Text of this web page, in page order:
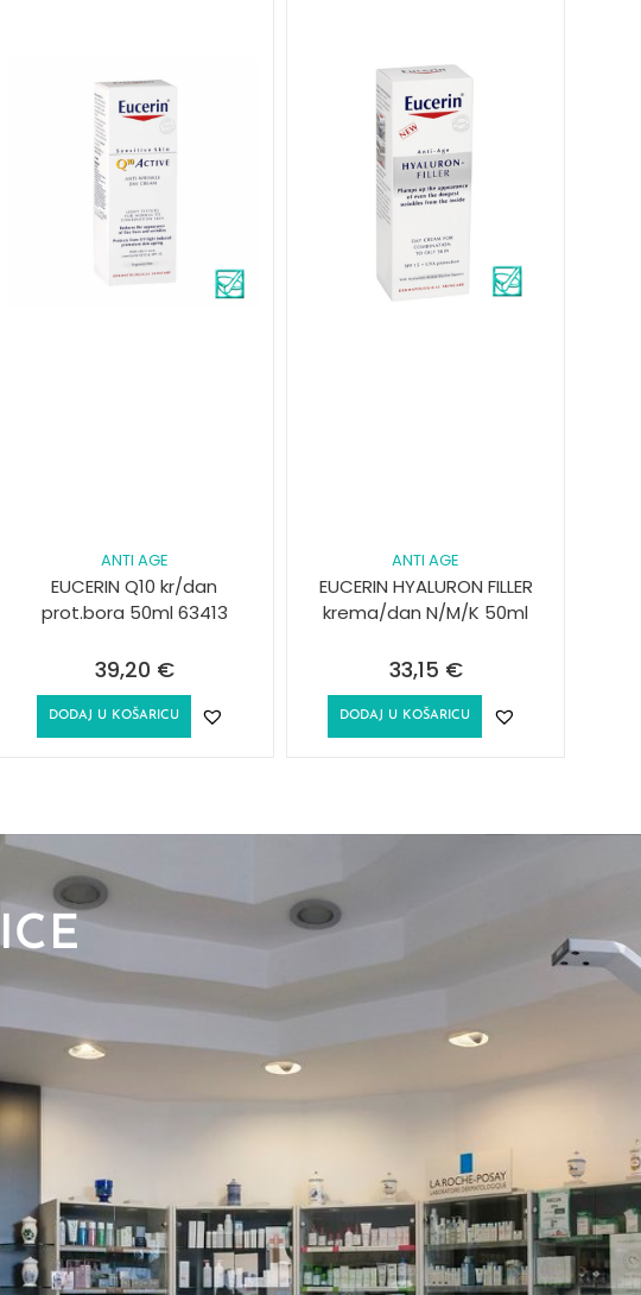
ANTI AGE
EUCERIN Q10 kr/dan
prot.bora 50ml 63413
39,20 €
DODAJ U KOŠARICU
ANTI AGE
EUCERIN HYALURON FILLER
krema/dan N/M/K 50ml
33,15 €
DODAJ U KOŠARICU